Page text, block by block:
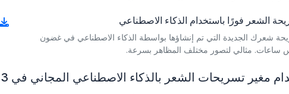
الشعر فورًا باستخدام الذكاء الاصطناعي
شعرك الجديدة التي تم إنشاؤها بواسطة الذكاء الاصطناعي في غضون
ساعات. مثالي لتصور مختلف المظاهر بسرعة.
مغير تسريحات الشعر بالذكاء الاصطناعي المجاني في 3 خطوات بسيطة